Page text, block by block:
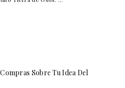
Sobre Tu Idea Del